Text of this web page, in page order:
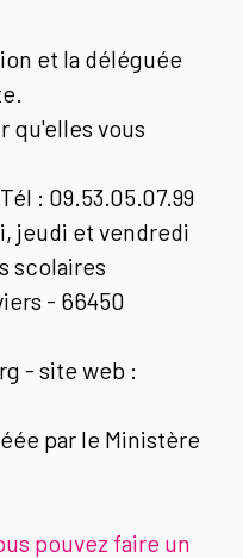
et la déléguée
qu'elles vous
: 09.53.05.07.99
jeudi et vendredi
scolaires
- 66450
- site web :
par le Ministère
pouvez faire un